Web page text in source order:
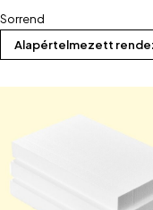
Sorrend
Alapértelmezett